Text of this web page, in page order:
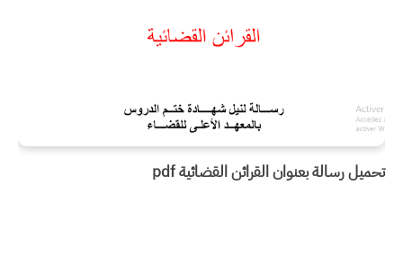
تحميل رسالة بعنوان القرائن القضائية pdf